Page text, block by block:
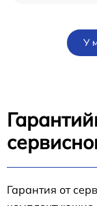
У
Гарантия от